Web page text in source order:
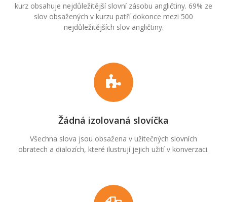
kurz obsahuje nejdůležitější slovní zásobu angličtiny. 69% ze
slov obsažených v kurzu patří dokonce mezi 500
nejdůležitějších slov angličtiny.
Žádná izolovaná slovíčka
Všechna slova jsou obsažena v užitečných slovních
obratech a dialozích, které ilustrují jejich užití v konverzaci.